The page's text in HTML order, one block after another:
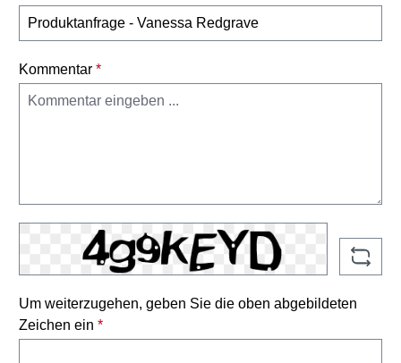
Kommentar *
Um weiterzugehen, geben Sie die oben abgebildeten
Zeichen ein *